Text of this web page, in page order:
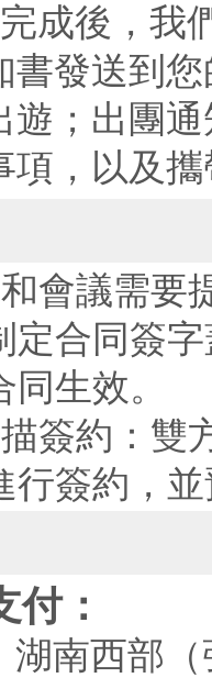
完成後，
書發送到
遊；出團
項，以及
和會議需
定合同簽
生效。
描簽約：
行簽約，
付：
湖南西部